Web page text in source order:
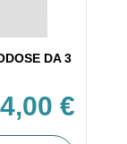
DA 3
€